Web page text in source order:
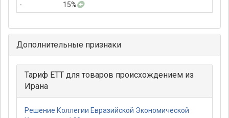
-
15%
Дополнительные признаки
Тариф ЕТТ для товаров происхождением из
Ирана
Решение Коллегии Евразийской Экономической